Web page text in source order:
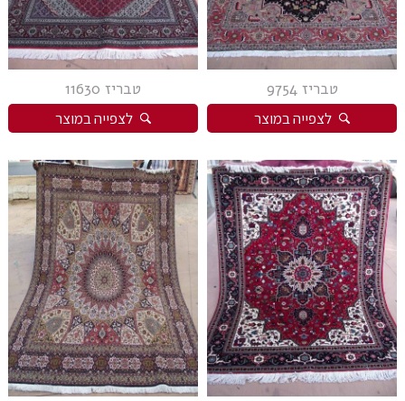
טבריז 9754
לצפייה במוצר
טבריז 11630
לצפייה במוצר